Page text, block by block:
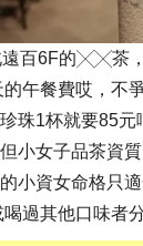
百6F的╳╳茶
午餐費哎，不
珠1杯就要85元
小女子品茶資
小資女命格只
過其他口味者